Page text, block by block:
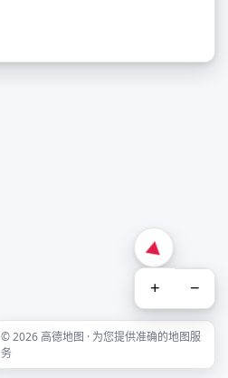
+ −
© 2026 高德地图 · 为您提供准确的地图服
务